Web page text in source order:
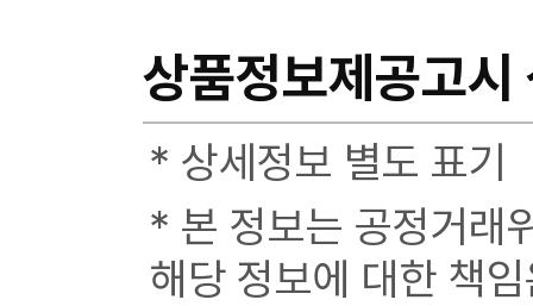
상품정보제공고시
* 상세정보 별도 표기
* 본 정보는 공정거래
해당 정보에 대한 책